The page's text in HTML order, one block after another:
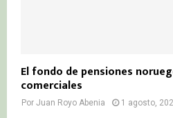
El fondo de pensiones
comerciales
Por Juan Royo Abenia 1 agosto,